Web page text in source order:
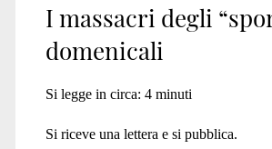
<span>trote</
I massacri degli
domenicali
Si legge in circa: 4 minuti
Si riceve una lettera e si pubblica.